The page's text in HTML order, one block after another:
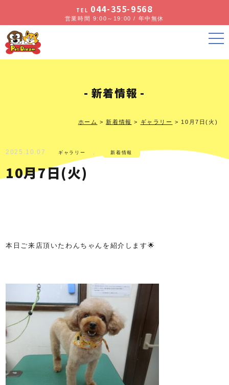
TEL 044-355-9568
営業時間 9:00～19:00 / 年中無休
新着情報
ホーム > 新着情報 > ギャラリー > 10月7日(火)
2025.10.07 ギャラリー 新着情報
10月7日(火)
本日ご来店頂いたわんちゃんを紹介します🌟